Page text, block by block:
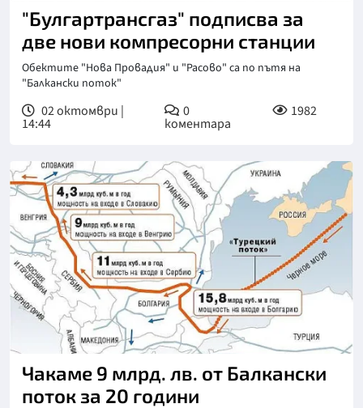
"Булгартрансгаз" подписва за
две нови компресорни станции
Обектите "Нова Провадия" и "Расово" са по пътя на
"Балкански поток"
02 октомври |
14:44
0
коментара
1982
Чакаме 9 млрд. лв. от Балкански
поток за 20 години